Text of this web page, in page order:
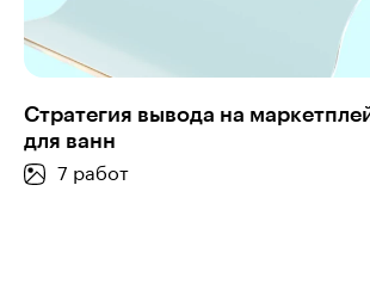
Стратегия вывода на
для ванн
7 работ